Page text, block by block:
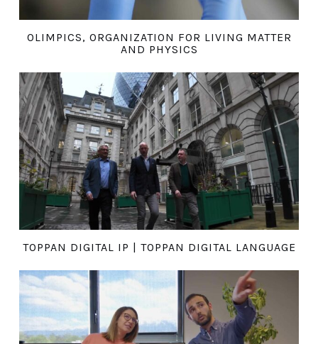
OLIMPICS, ORGANIZATION FOR LIVING MATTER
AND PHYSICS
TOPPAN DIGITAL IP | TOPPAN DIGITAL LANGUAGE